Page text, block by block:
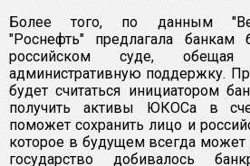
Более того, по данным
"Роснефть" предлагала
российском суде,
административную поддержку.
будет считаться инициатором
получить активы ЮКОСа в
поможет сохранить лицо и
которое в будущем всегда может
государство добивалось